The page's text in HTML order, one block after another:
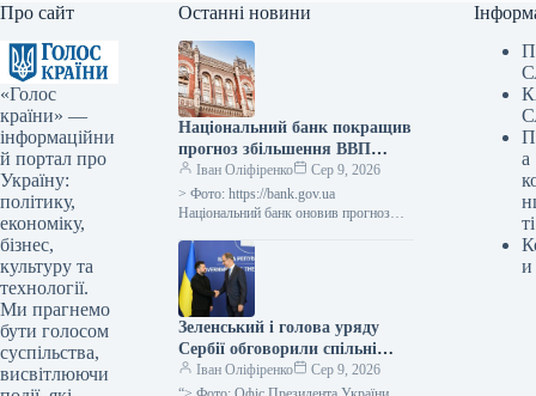
Про сайт
«Голос
країни» —
інформаційни
й портал про
Україну:
політику,
економіку,
бізнес,
культуру та
технології.
Ми прагнемо
бути голосом
суспільства,
висвітлюючи
Останні новини
Національний банк покращив
прогноз збільшення ВВП
України у III кварталі 2026
року до 2,1%, а у IV кварталі
2026 року – до 4,2%.
Іван Оліфіренко
Сер 9, 2026
> Фото: https://bank.gov.ua
Національний банк оновив прогноз
внутрішнього продукту (ВВП)
України: очікується, що у третьому
кварталі…
Зеленський і голова уряду
Сербії обговорили спільні
економічні та логістичні
ініціативи
Іван Оліфіренко
Сер 9, 2026
а
ті
и